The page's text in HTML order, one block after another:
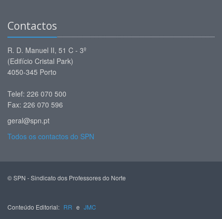
Contactos
R. D. Manuel II, 51 C - 3º
(Edifício Cristal Park)
4050-345 Porto
Telef: 226 070 500
Fax: 226 070 596
geral@spn.pt
Todos os contactos do SPN
© SPN - Sindicato dos Professores do Norte
Conteúdo Editorial: RR e JMC